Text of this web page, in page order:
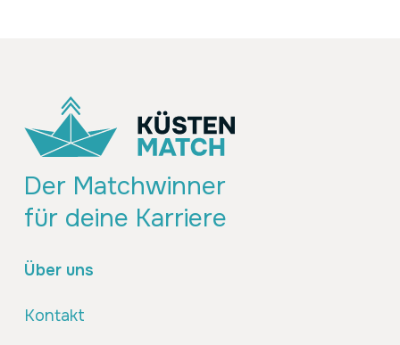
Der Matchwinner
für deine Karriere
Über uns
Kontakt